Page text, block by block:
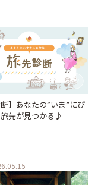
断】あなたの“いま”にぴ
先が見つかる♪